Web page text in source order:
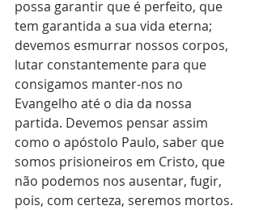
possa garantir que é perfeito, que
tem garantida a sua vida eterna;
devemos esmurrar nossos corpos,
lutar constantemente para que
consigamos manter-nos no
Evangelho até o dia da nossa
partida. Devemos pensar assim
como o apóstolo Paulo, saber que
somos prisioneiros em Cristo, que
não podemos nos ausentar, fugir,
pois, com certeza, seremos mortos.